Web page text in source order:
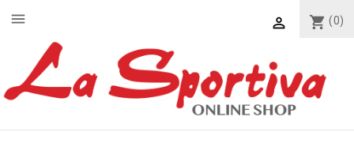
shopping_cart (0)

menu